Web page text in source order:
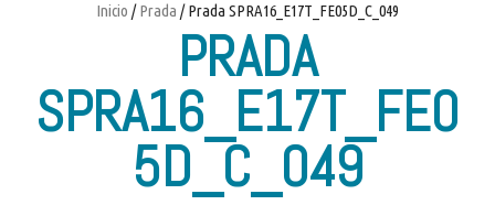
Inicio /Prada / Prada SPRA16_E17T_FE05D_C_049
PRADA
SPRA16_E17T_FE0
5D_C_049